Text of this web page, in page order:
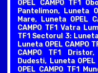
OPEL CAMPO TF1
Pantelimon, Luneta
Mare, Luneta OPEL
CAMPO TF1 Vatra
TF1 Sectorul 3: Luneta
Luneta OPEL CAMPO
CAMPO TF1
Dudesti, Luneta
OPEL CAMPO TF1